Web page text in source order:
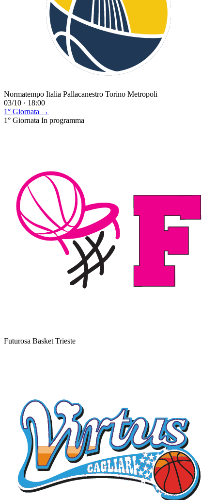
Normatempo Italia Pallacanestro Torino Metropoli
03/10 · 18:00
1° Giornata →
1° Giornata In programma
Futurosa Basket Trieste